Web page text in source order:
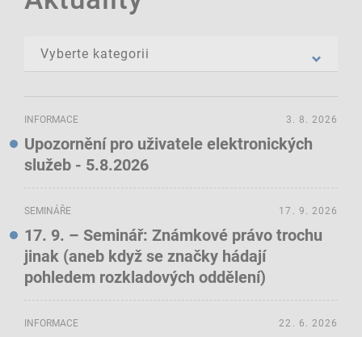
INFORMACE
Upozornění pro uživatele elektronických
služeb - 5.8.2026
3. 8. 2026
SEMINÁŘE
17. 9. – Seminář: Známkové právo trochu
jinak (aneb když se značky hádají
pohledem rozkladových oddělení)
17. 9. 2026
INFORMACE 22. 6. 2026